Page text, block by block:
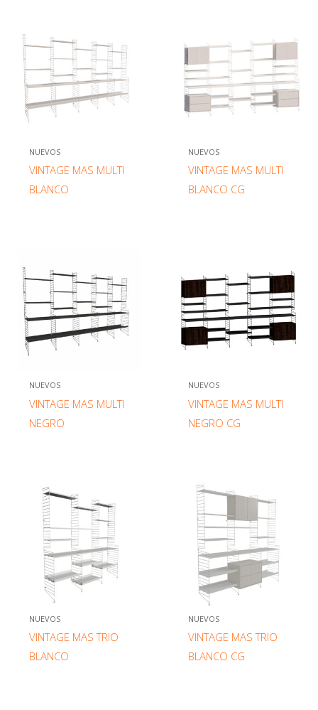
NUEVOS
VINTAGE MAS MULTI
BLANCO
NUEVOS
VINTAGE MAS MULTI
BLANCO CG
NUEVOS
VINTAGE MAS MULTI
NEGRO
NUEVOS
VINTAGE MAS MULTI
NEGRO CG
NUEVOS
VINTAGE MAS TRIO
BLANCO
NUEVOS
VINTAGE MAS TRIO
BLANCO CG